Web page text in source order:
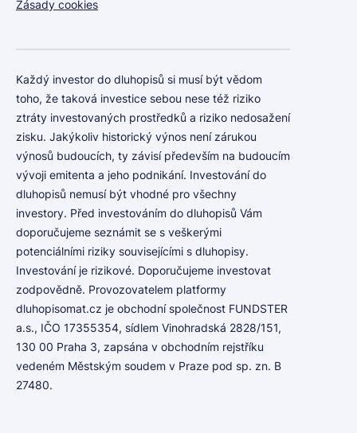
Zásady cookies
Každý investor do dluhopisů si musí být vědom
toho, že taková investice sebou nese též riziko
ztráty investovaných prostředků a riziko nedosažení
zisku. Jakýkoliv historický výnos není zárukou
výnosů budoucích, ty závisí především na budoucím
vývoji emitenta a jeho podnikání. Investování do
dluhopisů nemusí být vhodné pro všechny
investory. Před investováním do dluhopisů Vám
doporučujeme seznámit se s veškerými
potenciálními riziky souvisejícími s dluhopisy.
Investování je rizikové. Doporučujeme investovat
zodpovědně. Provozovatelem platformy
dluhopisomat.cz je obchodní společnost FUNDSTER
a.s., IČO 17355354, sídlem Vinohradská 2828/151,
130 00 Praha 3, zapsána v obchodním rejstříku
vedeném Městským soudem v Praze pod sp. zn. B
27480.